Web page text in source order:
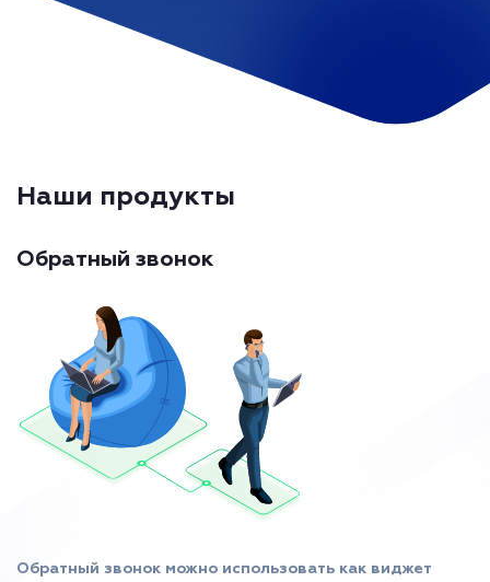
Наши продукты
Обратный звонок
Обратный звонок можно использовать как виджет